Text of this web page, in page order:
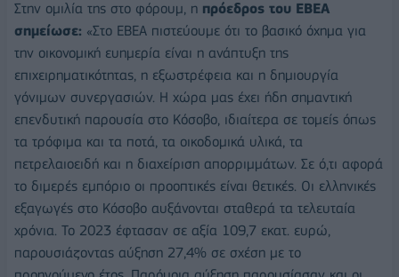
Στην ομιλία της στο φόρουμ, η πρόεδρος του ΕΒΕΑ
σημείωσε: «Στο ΕΒΕΑ πιστεύουμε ότι το βασικό όχημα για
την οικονομική ευημερία είναι η ανάπτυξη της
επιχειρηματικότητας, η εξωστρέφεια και η δημιουργία
γόνιμων συνεργασιών. Η χώρα μας έχει ήδη σημαντική
επενδυτική παρουσία στο Κόσοβο, ιδιαίτερα σε τομείς όπως
τα τρόφιμα και τα ποτά, τα οικοδομικά υλικά, τα
πετρελαιοειδή και η διαχείριση απορριμμάτων. Σε ό,τι αφορά
το διμερές εμπόριο οι προοπτικές είναι θετικές. Οι ελληνικές
εξαγωγές στο Κόσοβο αυξάνονται σταθερά τα τελευταία
χρόνια. Το 2023 έφτασαν σε αξία 109,7 εκατ. ευρώ,
παρουσιάζοντας αύξηση 27,4% σε σχέση με το